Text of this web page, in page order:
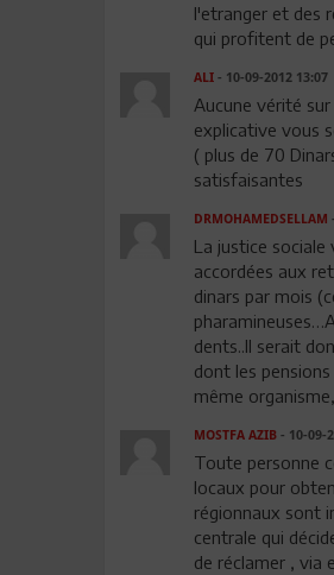
l'etranger et des
qui profitent de
ALI- 10-09-2012 13:07
Aucune vérité
explicative vous
( plus de 70
satisfaisantes
DRMOHAMEDSELLAM
La justice sociale
accordées aux
dinars par mois
dents..Il serait
dont les
même
MOSTFA AZIB- 10-09-
Toute personne
locaux pour
régionnaux sont
centrale qui
de réclamer , via